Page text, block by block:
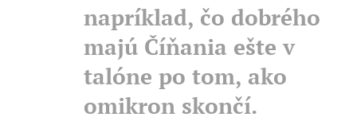
napríklad, čo dobrého
majú Číňania ešte v
talóne po tom, ako
omikron skončí.